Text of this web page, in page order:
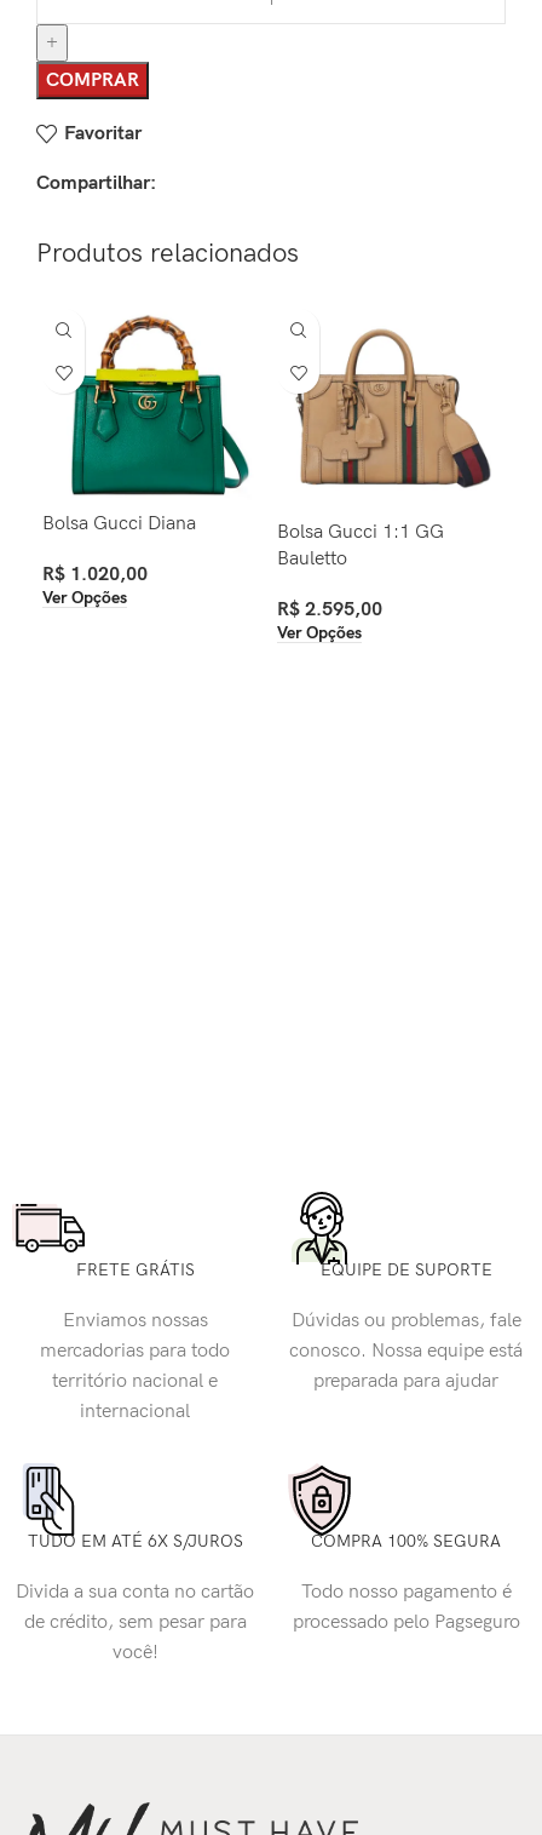
COMPRAR
Favoritar
Compartilhar:
Produtos relacionados
Bolsa Gucci Diana
R$ 1.020,00
Ver Opções
Bolsa Gucci 1:1 GG
Bauletto
R$ 2.595,00
Ver Opções
FRETE GRÁTIS
Enviamos nossas
mercadorias para todo
território nacional e
internacional
EQUIPE DE SUPORTE
Dúvidas ou problemas, fale
conosco. Nossa equipe está
preparada para ajudar
TUDO EM ATÉ 6X S/JUROS
Divida a sua conta no cartão
de crédito, sem pesar para
você!
COMPRA 100% SEGURA
Todo nosso pagamento é
processado pelo Pagseguro